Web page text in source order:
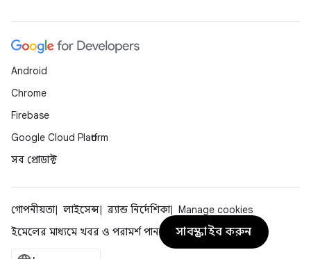
Android
Chrome
Firebase
Google Cloud Platform
সব প্রোডাক্ট
গোপনীয়তা লাইসেন্স ব্র্যান্ড নির্দেশিকা
Manage cookies
ইমেলের মাধ্যমে খবর ও পরামর্শ পান
সাবস্ক্রাইব করুন